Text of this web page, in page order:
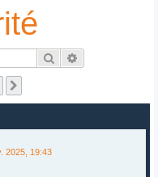
Rechercher
2025, 19:43